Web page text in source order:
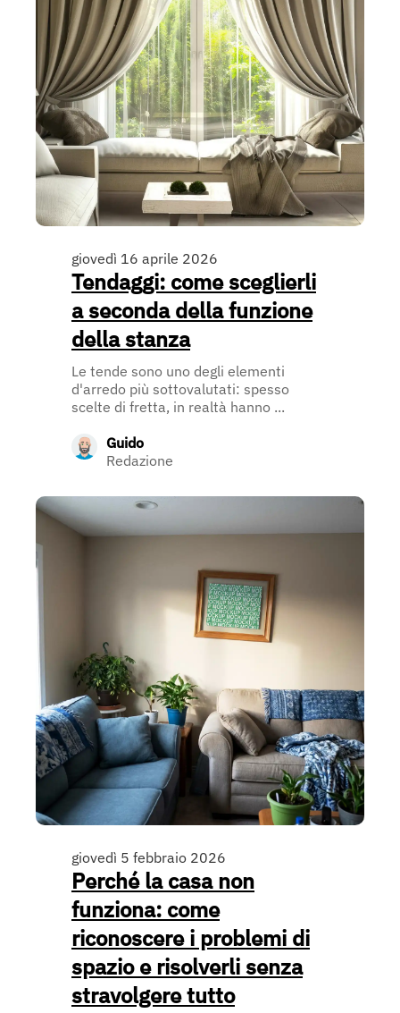
giovedì 16 aprile 2026
Tendaggi: come sceglierli
a seconda della funzione
della stanza
Le tende sono uno degli elementi
d'arredo più sottovalutati: spesso
scelte di fretta, in realtà hanno ...
Guido
Redazione
giovedì 5 febbraio 2026
Perché la casa non
funziona: come
riconoscere i problemi di
spazio e risolverli senza
stravolgere tutto